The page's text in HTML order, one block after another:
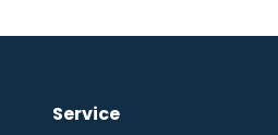
Service